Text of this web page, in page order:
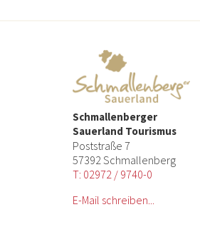
Schmallenberger
Sauerland Tourismus
Poststraße 7
57392 Schmallenberg
T: 02972 / 9740-0
E-Mail schreiben...